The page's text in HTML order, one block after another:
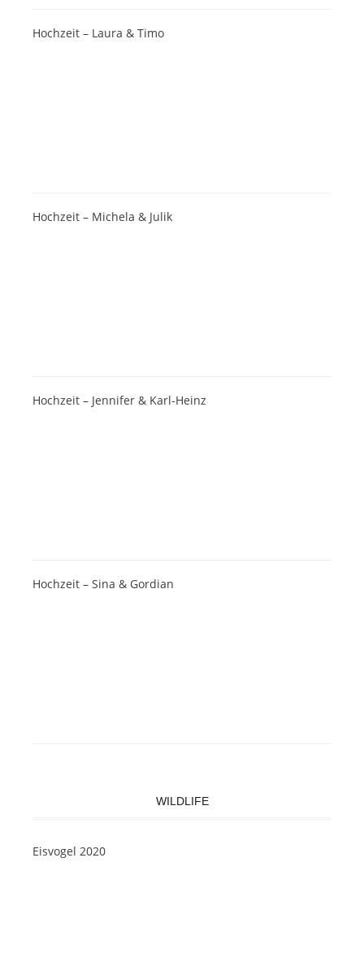
Hochzeit – Laura & Timo
Hochzeit – Michela & Julik
Hochzeit – Jennifer & Karl-Heinz
Hochzeit – Sina & Gordian
WILDLIFE
Eisvogel 2020